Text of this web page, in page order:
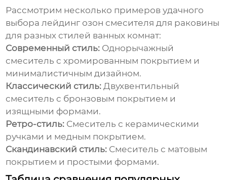
Рассмотрим несколько примеров удачного
выборалейдинг озон смесителя для раковины
для разных стилей ванных комнат:
Современный стиль: Однорычажный
смеситель с хромированным покрытием и
минималистичным дизайном.
Классический стиль: Двухвентильный
смеситель с бронзовым покрытием и
изящными формами.
Ретро-стиль: Смеситель с керамическими
ручками и медным покрытием.
Скандинавский стиль: Смеситель с матовым
покрытием и простыми формами.